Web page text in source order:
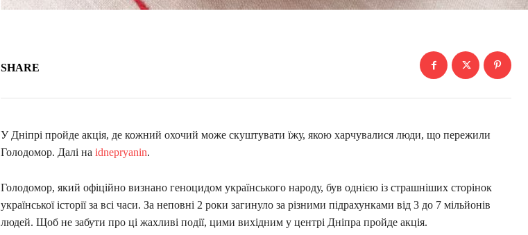
SHARE
У Дніпрі пройде акція, де кожний охочий може скуштувати їжу, якою харчувалися люди, що пережили
Голодомор. Далі на idnepryanin.
Голодомор, який офіційно визнано геноцидом українського народу, був однією із страшніших сторінок
української історії за всі часи. За неповні 2 роки загинуло за різними підрахунками від 3 до 7 мільйонів
людей. Щоб не забути про ці жахливі події, цими вихідним у центрі Дніпра пройде акція.